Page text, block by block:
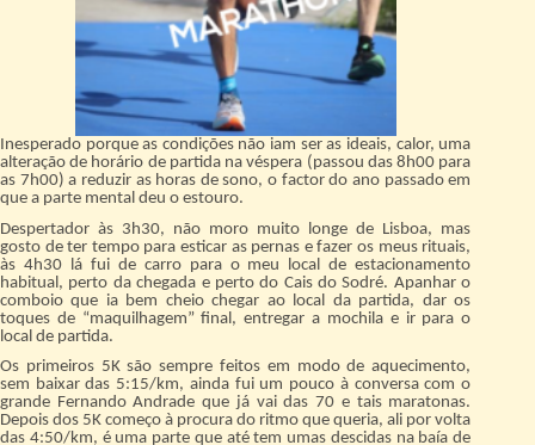
Inesperado porque as condições não iam ser as ideais, calor, uma
alteração de horário de partida na véspera (passou das 8h00 para
as 7h00) a reduzir as horas de sono, o factor do ano passado em
que a parte mental deu o estouro.
Despertador às 3h30, não moro muito longe de Lisboa, mas
gosto de ter tempo para esticar as pernas e fazer os meus rituais,
às 4h30 lá fui de carro para o meu local de estacionamento
habitual, perto da chegada e perto do Cais do Sodré. Apanhar o
comboio que ia bem cheio chegar ao local da partida, dar os
toques de “maquilhagem” final, entregar a mochila e ir para o
local de partida.
Os primeiros 5K são sempre feitos em modo de aquecimento,
sem baixar das 5:15/km, ainda fui um pouco à conversa com o
grande Fernando Andrade que já vai das 70 e tais maratonas.
Depois dos 5K começo à procura do ritmo que queria, ali por volta
das 4:50/km, é uma parte que até tem umas descidas na baía de